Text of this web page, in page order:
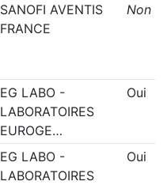
SANOFI AVENTIS
FRANCE
Non
EG LABO -
LABORATOIRES
EUROGE…
Oui
EG LABO -
LABORATOIRES
Oui